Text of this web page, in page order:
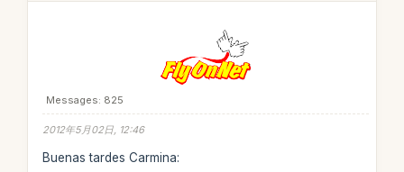
Messages: 825
2012年5月02日, 12:46
Buenas tardes Carmina: